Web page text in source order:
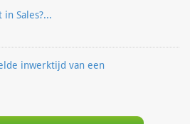
in Sales?...
inwerktijd van een